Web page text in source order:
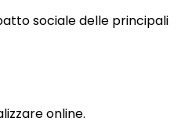
sociale delle principali
online.